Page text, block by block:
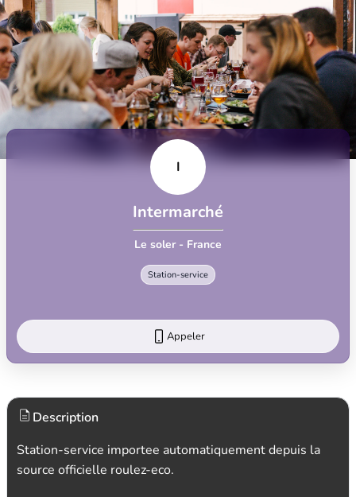
I
Intermarché
Le soler - France
Station-service
Appeler
Description
Station-service importee automatiquement depuis la
source officielle roulez-eco.